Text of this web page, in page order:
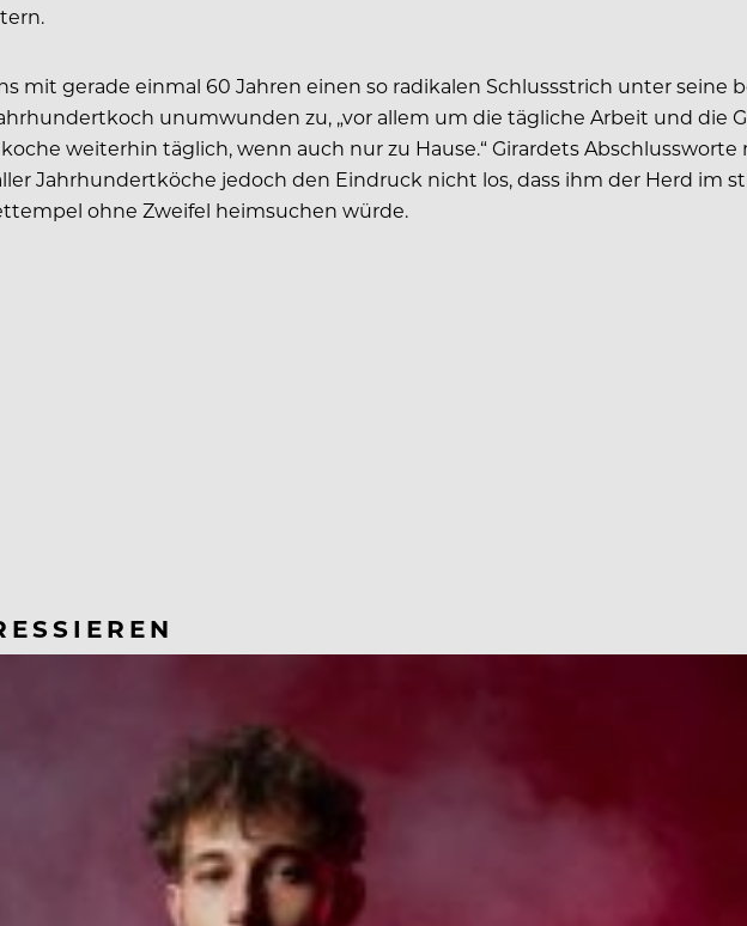
mit gerade einmal 60 Jahren einen so radikalen Schlussstrich unter seine
unumwunden zu, „vor allem um die tägliche Arbeit und die
weiterhin täglich, wenn auch nur zu Hause.“ Girardets
Jahrhundertköche jedoch den Eindruck nicht los, dass ihm der Herd im
ohne Zweifel heimsuchen würde.